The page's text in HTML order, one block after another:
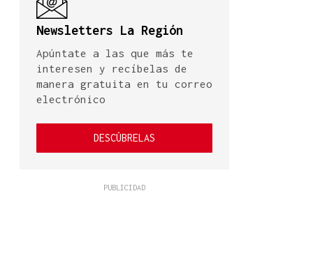
Newsletters La Región
Apúntate a las que más te
interesen y recíbelas de
manera gratuita en tu correo
electrónico
DESCÚBRELAS